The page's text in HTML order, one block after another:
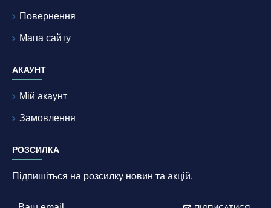
Повернення
Мапа сайту
АКАУНТ
Мій акаунт
Замовлення
РОЗСИЛКА
Підпишіться на розсилку новин та акцій.